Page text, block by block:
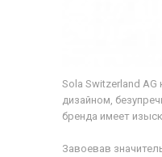
Sola Switzerland
дизайном,
бренда имеет
Завоевав